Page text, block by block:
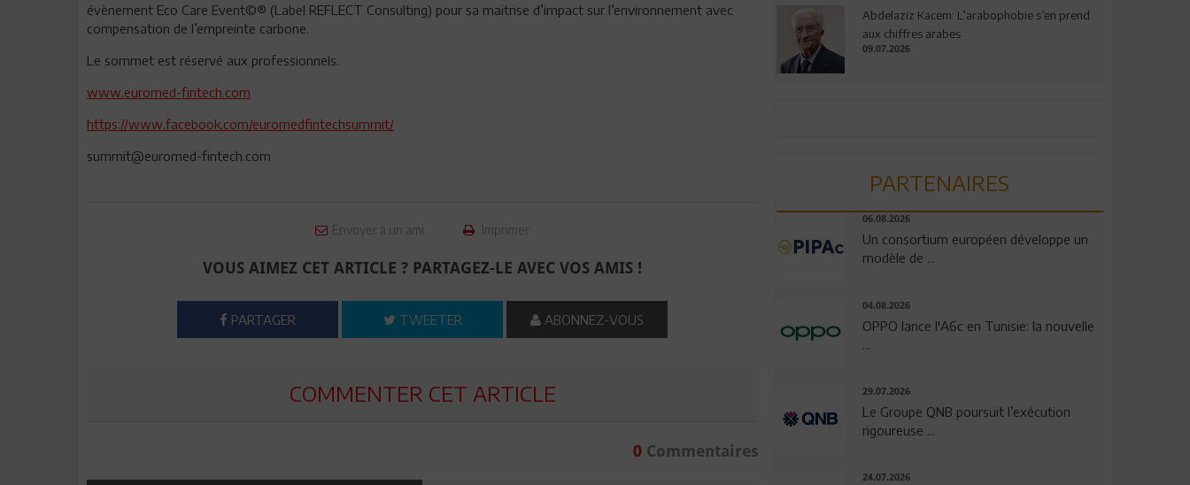
évènement Eco Care Event©® (Label REFLECT Consulting) pour sa maitrise d’impact sur l’environnement avec
compensation de l’empreinte carbone.
Le sommet est réservé aux professionnels.
www.euromed-fintech.com
https://www.facebook.com/euromedfintechsummit/
summit@euromed-fintech.com
Envoyer à un ami Imprimer
VOUS AIMEZ CET ARTICLE ? PARTAGEZ-LE AVEC VOS AMIS !
PARTAGER TWEETER ABONNEZ-VOUS
COMMENTER CET ARTICLE
0Commentaires
Abdelaziz Kacem: L’arabophobie s’en prend
aux chiffres arabes
09.07.2026
PARTENAIRES
06.08.2026
Un consortium européen développe un
modèle de ...
04.08.2026
OPPO lance l'A6c en Tunisie: la nouvelle
...
29.07.2026
Le Groupe QNB poursuit l’exécution
rigoureuse ...
24.07.2026